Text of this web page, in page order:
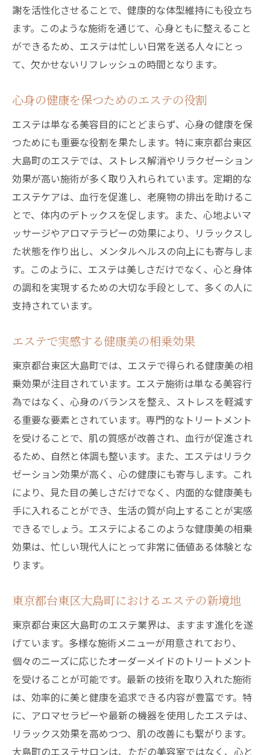
謝を活性化させることで、健康的な体型維持にも役立ち
ます。このような施術を通じて、心身ともに整えること
ができるため、エステは忙しい日常を送る人々にとっ
て、欠かせないリフレッシュの時間となります。
心身の健康を保つためのエステの役割
エステは単なる美容目的にとどまらず、心身の健康を保
つためにも重要な役割を果たします。特に東京都台東区
大島町のエステでは、ストレス解消やリラクゼーション
効果が高い施術が多く取り入れられています。定期的な
エステケアは、血行を促進し、老廃物の排出を助けるこ
とで、体内のデトックスを促します。また、心地よいマ
ッサージやアロマテラピーの効果により、リラックスし
た状態を作り出し、メンタルヘルスの向上にも寄与しま
す。このように、エステは美しさだけでなく、心と身体
の調和を実現するための大切な手段として、多くの人に
支持されています。
エステで実感する健康美の相乗効果
東京都台東区大島町では、エステで得られる健康美の相
乗効果が注目されています。エステ施術は単なる美容行
為ではなく、心身のバランスを整え、ストレスを軽減す
る重要な要素とされています。専門的なトリートメント
を受けることで、肌の質感が改善され、血行が促進され
るため、自然と体調も整います。また、エステはリラク
ゼーション効果が高く、心の健康にも寄与します。これ
により、見た目の美しさだけでなく、内面的な健康美も
手に入れることができ、生活の質が向上することが実感
できるでしょう。エステによるこのような健康美の相乗
効果は、忙しい現代人にとって非常に価値ある体験とな
ります。
東京都台東区大島町におけるエステの新境地
東京都台東区大島町のエステ業界は、ますます進化を遂
げています。多様な施術メニューが用意されており、
個々のニーズに応じたオーダーメイドのトリートメント
を受けることが可能です。最新の技術を取り入れた施術
は、効率的に美と健康を追求できる内容が豊富です。特
に、アロマセラピーや最新の機器を使用したエステは、
リラックス効果を高めつつ、肌の改善にも繋がります。
大島町のエステサロンは、ただの美容室ではなく、心と